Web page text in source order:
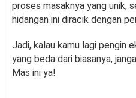
proses masaknya yang unik,
hidangan ini diracik dengan
Jadi, kalau kamu lagi pengin
yang beda dari biasanya,
Mas ini ya!